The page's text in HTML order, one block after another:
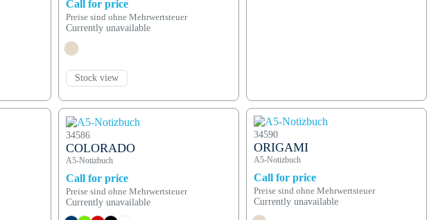
Call for price
Preise sind ohne Mehrwertsteuer
Currently unavailable
Stock view
34586
COLORADO
A5-Notizbuch
Call for price
Preise sind ohne Mehrwertsteuer
Currently unavailable
34590
ORIGAMI
A5-Notizbuch
Call for price
Preise sind ohne Mehrwertsteuer
Currently unavailable